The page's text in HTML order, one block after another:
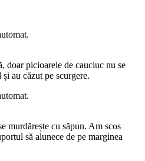
doar picioarele de cauciuc nu se
au căzut pe scurgere.
murdărește cu săpun. Am scos
să alunece de pe marginea